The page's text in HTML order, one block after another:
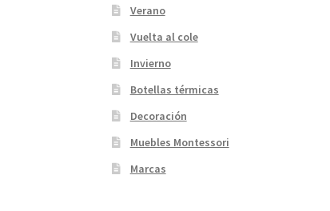
Verano
Vuelta al cole
Invierno
Botellas térmicas
Decoración
Muebles Montessori
Marcas